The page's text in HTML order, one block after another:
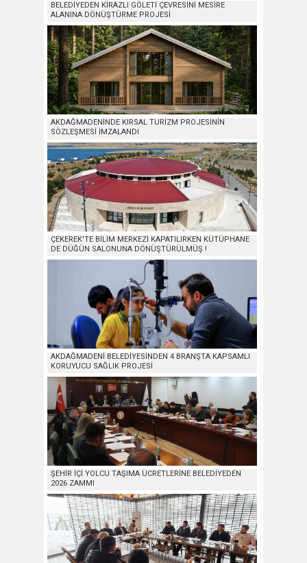
BELEDİYEDEN KİRAZLI GÖLETİ ÇEVRESİNİ MESİRE
ALANINA DÖNÜŞTÜRME PROJESİ
AKDAĞMADENİNDE KIRSAL TURİZM PROJESİNİN
SÖZLEŞMESİ İMZALANDI
ÇEKEREK'TE BİLİM MERKEZİ KAPATILIRKEN KÜTÜPHANE
DE DÜĞÜN SALONUNA DÖNÜŞTÜRÜLMÜŞ !
AKDAĞMADENİ BELEDİYESİNDEN 4 BRANŞTA KAPSAMLI
KORUYUCU SAĞLIK PROJESİ
ŞEHİR İÇİ YOLCU TAŞIMA ÜCRETLERİNE BELEDİYEDEN
2026 ZAMMI